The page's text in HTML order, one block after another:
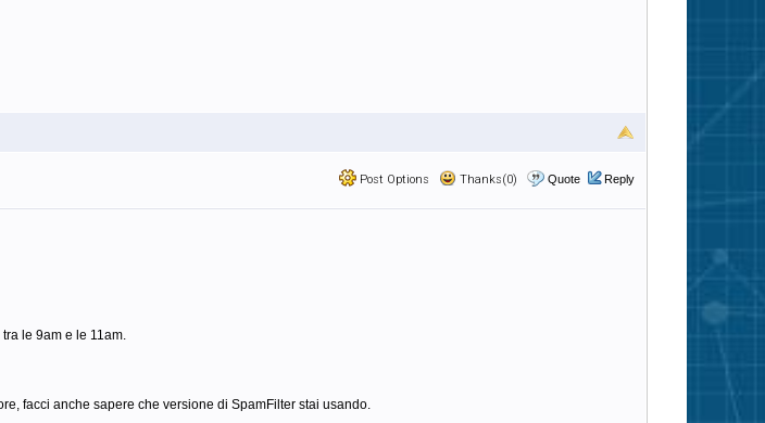
Post Options Thanks(0) Quote Reply
le 9am e le 11am.
facci anche sapere che versione di SpamFilter stai usando.